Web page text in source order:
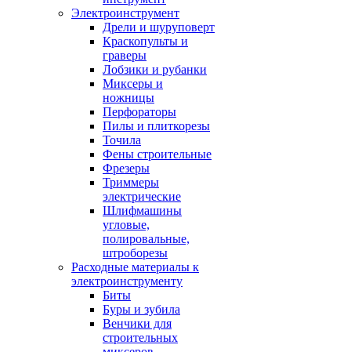
Электроинструмент
Дрели и шуруповерт
Краскопульты и
граверы
Лобзики и рубанки
Миксеры и
ножницы
Перфораторы
Пилы и плиткорезы
Точила
Фены строительные
Фрезеры
Триммеры
электрические
Шлифмашины
угловые,
полировальные,
штроборезы
Расходные материалы к
электроинструменту
Биты
Буры и зубила
Венчики для
строительных